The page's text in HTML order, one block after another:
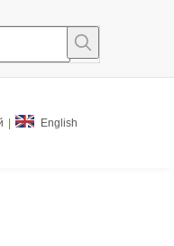
English